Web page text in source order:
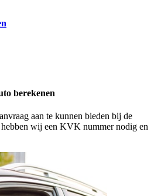
berekenen
aan te kunnen bieden bij de
wij een KVK nummer nodig en